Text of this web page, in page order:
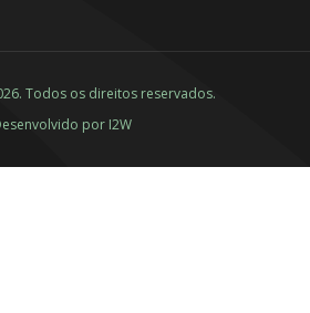
Todos os direitos reservados.
por I2W